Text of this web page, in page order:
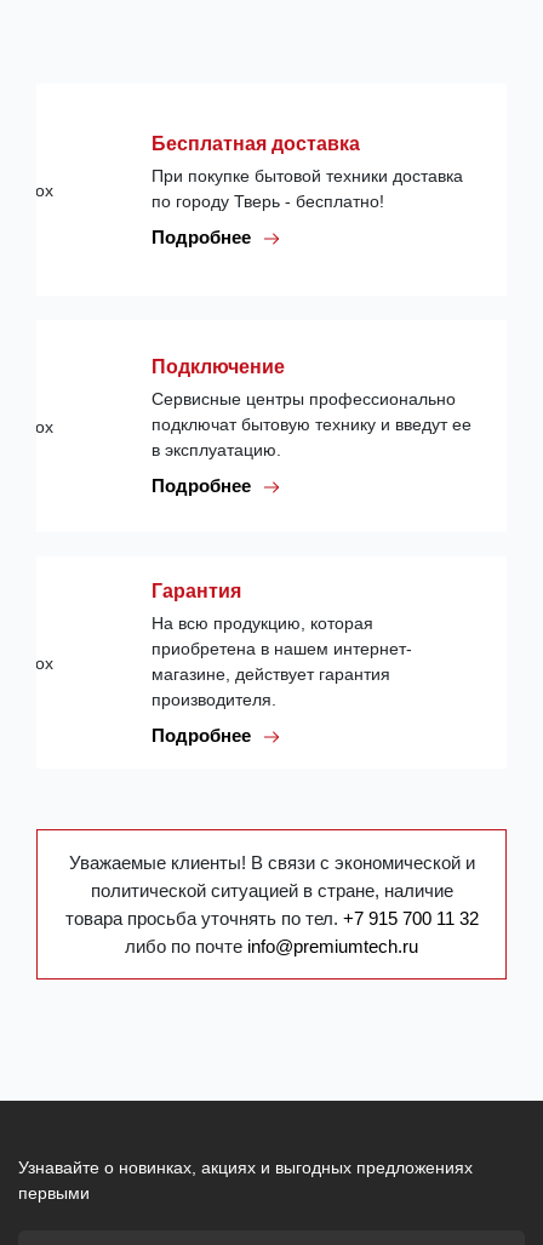
Бесплатная доставка
При покупке бытовой техники доставка
по городу Тверь - бесплатно!
Подробнее
Подключение
Сервисные центры профессионально
подключат бытовую технику и введут ее
в эксплуатацию.
Подробнее
Гарантия
На всю продукцию, которая
приобретена в нашем интернет-
магазине, действует гарантия
производителя.
Подробнее
Уважаемые клиенты! В связи с экономической и
политической ситуацией в стране, наличие
товара просьба уточнять по тел. +7 915 700 11 32
либо по почте info@premiumtech.ru
Узнавайте о новинках, акциях и выгодных предложениях
первыми